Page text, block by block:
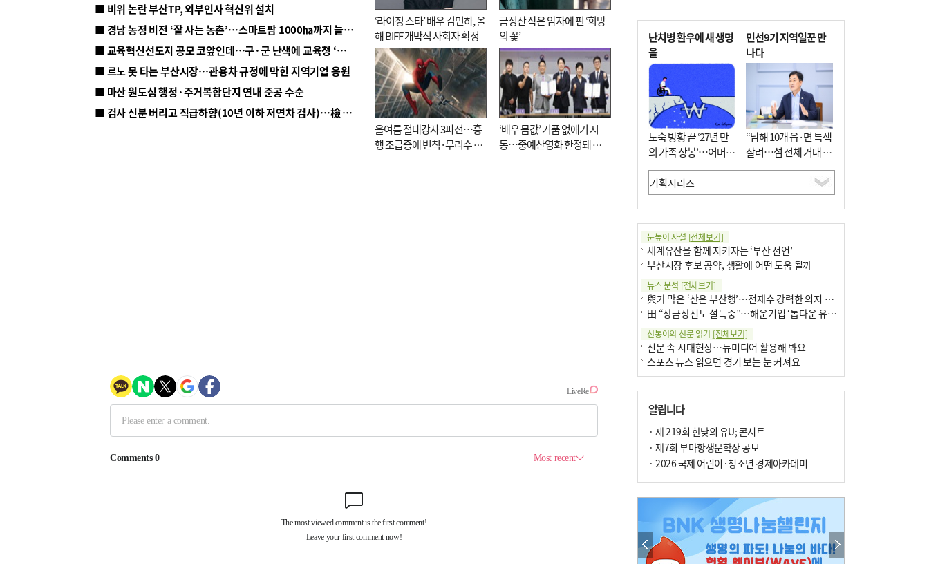
■ 비위 논란 부산TP, 외부인사 혁신위 설치
■ 경남 농정 비전 ‘잘 사는 농촌’…스마트팜 1000㏊까지 늘린다
■ 교육혁신선도지 공모 코앞인데…구·군 난색에 교육청 ‘쩔쩔’
■ 르노 못 타는 부산시장…관용차 규정에 막힌 지역기업 응원
■ 마산 원도심 행정·주거복합단지 연내 준공 수순
■ 검사 신분 버리고 직급하향(10년 이하 저연차 검사)…檢 중수청행 기피
‘라이징 스타’ 배우 김민하, 올
해 BIFF 개막식 사회자 확정
금정산 작은 암자에 핀 ‘희망
의 꽃’
올여름 절대강자 3파전…흥
행 조급증에 변칙·무리수 마
‘배우 몸값’ 거품 없애기 시
동…중예산영화 한정돼 실
난치병 환우에 새 생명
을
노숙 방황 끝 ‘27년 만
의 가족 상봉’…어머니
와 행복 꿈꿔
민선9기 지역일꾼 만
나다
“남해 10개 읍·면 특색
살려…섬 전체 거대 정
원으로 조성”
눈높이 사설 [전체보기]
세계유산을 함께 지키자는 ‘부산 선언’
부산시장 후보 공약, 생활에 어떤 도움 될까
뉴스 분석 [전체보기]
與가 막은 ‘산은 부산행’…전재수 강력한 의지 표명 없인 공염불
田 “장금상선도 설득중”…해운기업 ‘톱다운 유치전’ 가속
신통이의 신문 읽기 [전체보기]
신문 속 시대현상…뉴미디어 활용해 봐요
스포츠 뉴스 읽으면 경기 보는 눈 커져요
구·군 승진 축하화분 관행 없애자니 소상공인 울상
팩트체크[전체보기]
의령 한우산 털중나리
한 손 뉴스[전체보기]
시민이 개발한 폭염 대응 앱 ‘그늘로’ 길안내 지도 등 인기
골목 맛집 발굴 고메 셀렉션…부산시, 페스티벌 시월 연계
알립니다
· 제 219회 한낮의 유U; 콘서트
· 제7회 부마항쟁문학상 공모
· 2026 국제 어린이·청소년 경제아카데미